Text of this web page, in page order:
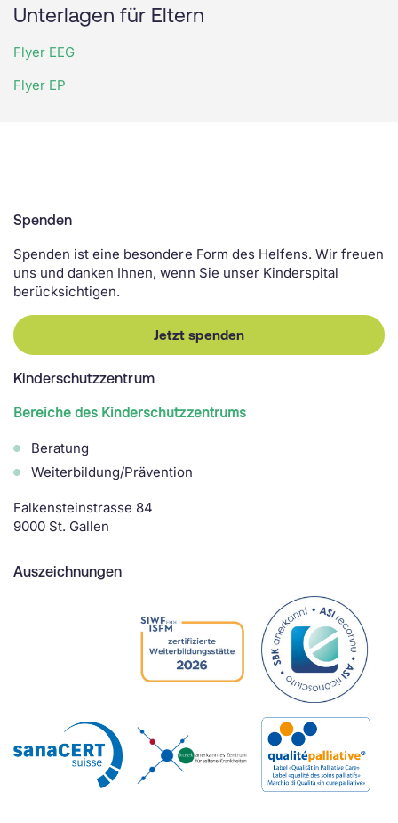
Unterlagen für Eltern
Flyer EEG
Flyer EP
Spenden
Spenden ist eine besondere Form des Helfens. Wir freuen
uns und danken Ihnen, wenn Sie unser Kinderspital
berücksichtigen.
Jetzt spenden
Kinderschutzzentrum
Bereiche des Kinderschutzzentrums
Beratung
Weiterbildung/Prävention
Falkensteinstrasse 84
9000 St. Gallen
Auszeichnungen